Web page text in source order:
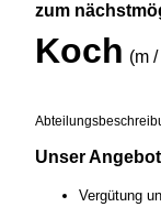
zum
Koch (m
Unser
Vergütung